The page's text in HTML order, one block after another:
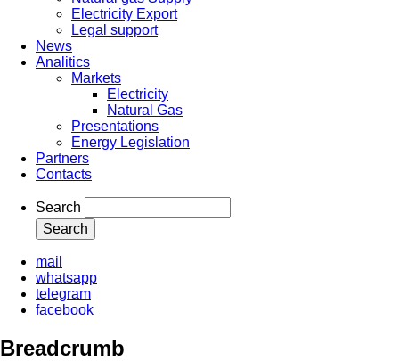
Electricity Export
Legal support
News
Analitics
Markets
Electricity
Natural Gas
Presentations
Energy Legislation
Partners
Contacts
Search
mail
whatsapp
telegram
facebook
Breadcrumb